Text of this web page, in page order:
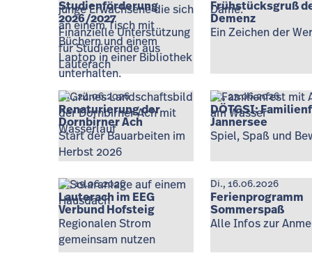
Studienförderung
2026/2027
Finanzielle Unterstützung
für Studierende aus
Lauterach
Frühstücksgruß
Demenz
Ein Zeichen der
Mi., 24.06.2026
Renaturierung der
Dornbirner Ach
Start der Bauarbeiten im
Herbst 2026
Di., 23.06.2026
DÖTGSI:
Jannersee
Spiel, Spaß und
Fr., 19.06.2026
Lauterach im EEG
Verbund Hofsteig
Regionalen Strom
gemeinsam nutzen
Di., 16.06.2026
Ferienprogramm
Sommerspaß
Alle Infos zur